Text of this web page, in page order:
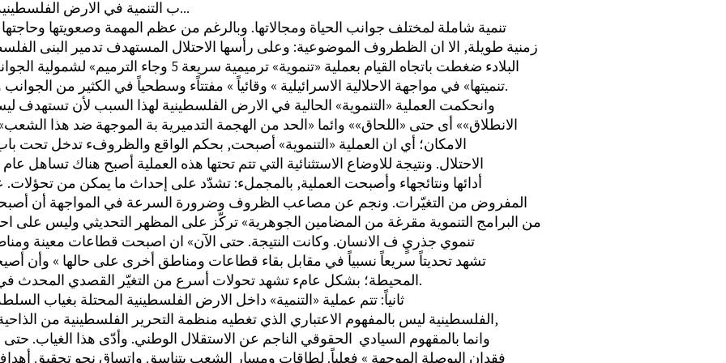
ب التنمية في الارض الفلسطينية المحتلة...
تنمية شاملة لمختلف جوانب الحياة ومجالاتها. وبالرغم من عظم المهمة وصعويتها
زمنية طويلة, الا ان الظطروف الموضوعية: وعلى رأسها الاحتلال المستهدف تدمير البنى
البلادء ضغطت باتجاه القيام بعملية «تنموية» ترميمية سريعة 5 وجاء الترميم» لشمولية الجوانب المراد
«تنميتها» في مواجهة الاحلالية الاسرائيلية » وقائياً » مفتتاًء وسطحياً في الكثير من الجوانب والأحيان.
وانحكمت العملية «التنموية» الحالية في الارض الفلسطينية لهذا السبب لأن تستهدف
«الانطلاق»» أى حتى «اللحاق»» وائما «الحد من الهجمة التدميرية بة الموجهة ضد هذا
الامكان؛ أي ان العملية «التنموية» أصبحت, بحكم الواقع والظروفء تدخل تحت
الاحتلال. ونتيجة للاوضاع الاستثنائية التي تتم تحتها هذه العملية أصبح هناك تساهل
أدائها ونتائجهاء وأصبحت العملية, بالمجملء: تشدّد على إحداث ما يمكن من
المفروض من التغيّرات. ونجم عن مصاعب الظروف وضرورة السرعة في المواجهة أن
من البرامج التنموية مقرغة من المضامين الجوهرية» تركّز على المظهر التحديثي وليس على
تنموي جذريٍ ف الانسان. وكانت النتيجة. حتى الآن» ان اصبحت قطاعات معينة
تشهد تحديتاً سريعاً نسبياً في مقابل بقاء قطاعات ومناطق أخرى على حالها » وأن
المحيطة؛ بشكل عامء تشهد تحولات أسرع من التغيّر القصدي المحدث في الانسان.
ثانياً: تتم عملية «التنمية» داخل الارض الفلسطينية المحتلة بغياب
الفلسطينية ليس بالمفهوم الاعتباري الذي تغطيه منظمة التحرير الفلسطينية من الذاحية التمثيلية,
وانما بالمقهوم السيادي ‏ الحقوقي الناجم عن الاستقلال الوطني. وأدّى هذا الغياب. حتى
فقدان البوصلة الموجهة » فعلياً. لطاقات ومسار الشعب بتناسق واتساق نحو تحقيق